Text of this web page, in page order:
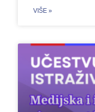
VIŠE »